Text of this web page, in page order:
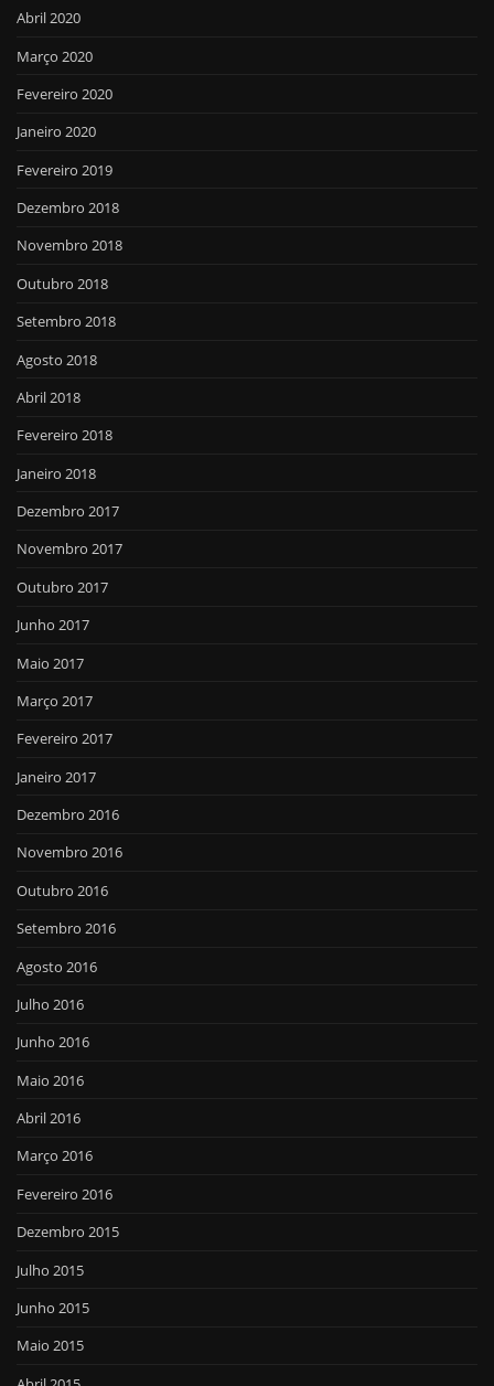
Abril 2020
Março 2020
Fevereiro 2020
Janeiro 2020
Fevereiro 2019
Dezembro 2018
Novembro 2018
Outubro 2018
Setembro 2018
Agosto 2018
Abril 2018
Fevereiro 2018
Janeiro 2018
Dezembro 2017
Novembro 2017
Outubro 2017
Junho 2017
Maio 2017
Março 2017
Fevereiro 2017
Janeiro 2017
Dezembro 2016
Novembro 2016
Outubro 2016
Setembro 2016
Agosto 2016
Julho 2016
Junho 2016
Maio 2016
Abril 2016
Março 2016
Fevereiro 2016
Dezembro 2015
Julho 2015
Junho 2015
Maio 2015